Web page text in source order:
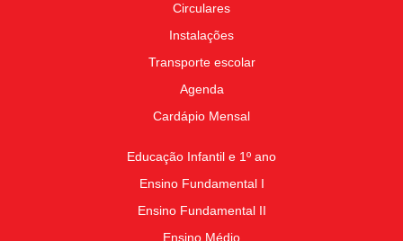
Circulares
Instalações
Transporte escolar
Agenda
Cardápio Mensal
Educação Infantil e 1º ano
Ensino Fundamental I
Ensino Fundamental II
Ensino Médio